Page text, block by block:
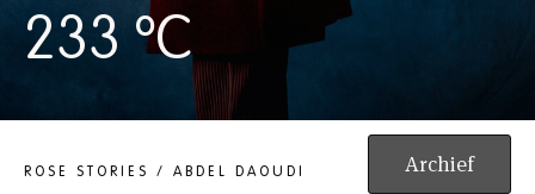
233 ºC
ROSE STORIES / ABDEL DAOUDI Archief